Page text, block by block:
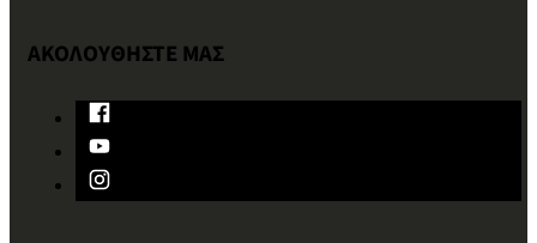
ΑΚΟΛΟΥΘΗΣΤΕ ΜΑΣ